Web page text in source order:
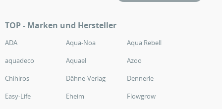
TOP - Marken und Hersteller
ADA Aqua-Noa
Aqua Rebell
aquadeco
Aquael
Azoo
Chihiros
Dähne-Verlag
Dennerle
Easy-Life
Eheim
Flowgrow